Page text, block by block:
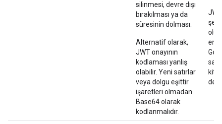
silinmesi, devre dışı
bırakılması ya da
süresinin dolması.
Alternatif olarak,
JWT onayının
kodlaması yanlış
olabilir. Yeni satırlar
veya dolgu eşittir
işaretleri olmadan
Base64 olarak
kodlanmalıdır.